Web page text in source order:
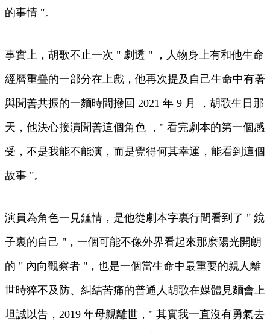
的事情 "。
事實上，胡歌不止一次 " 劇透 " ，人物身上有和他生命
經曆重疊的一部分在上戲，他再次提及自己生命中有著
與聞善共振的一麵時間撥回 2021 年 9 月 ，胡歌生日那
天，他決心接演聞善這個角色 ，" 看完劇本的第一個感
受 ，不是我能不能演 ，而是覺得何其幸運，能看到這個
故事 "。
演員為角色一見鍾情 ，是他從劇本字裏行間看到了 " 鏡
子裏的自己 "，一個可能不像外界看起來那麽陽光開朗
的 " 內向觀察者 "，也是一個當生命中最重要的親人離
世時猝不及防、糾結苦痛的普通人胡歌在媒體見麵會上
坦誠以告 ，2019 年母親離世，" 其實我一直沒有勇氣去